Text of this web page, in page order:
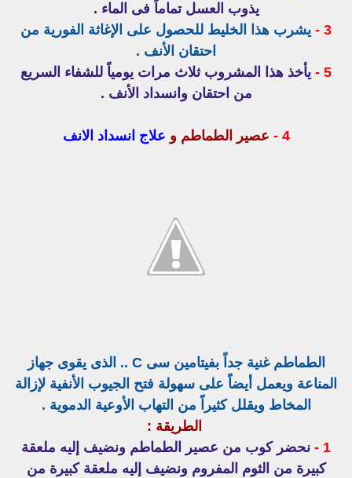
يذوب العسل تماماً فى الماء .
3 -
يشرب هذا الخليط للحصول على الإغاثة الفورية من
احتقان الأنف .
5 -
يأخذ هذا المشروب ثلاث مرات يومياً للشفاء السريع
من احتقان وانسداد الأنف .
4 - عصير الطماطم و علاج انسداد الانف
الطماطم غنية جداً بفيتامين سى C .. الذى يقوى جهاز
المناعة ويعمل أيضاً على سهولة فتح الجيوب الأنفية لإزالة
المخاط ويقلل كثيراً من التهاب الأوعية الدموية .
الطريقة :
1 -
نحضر كوب من عصير الطماطم ونضيف إليه ملعقة
كبيرة من الثوم المفروم ونضيف إليه ملعقة كبيرة من